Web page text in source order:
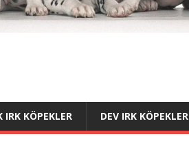
IRK KÖPEKLER DEV IRK KÖPEKLER